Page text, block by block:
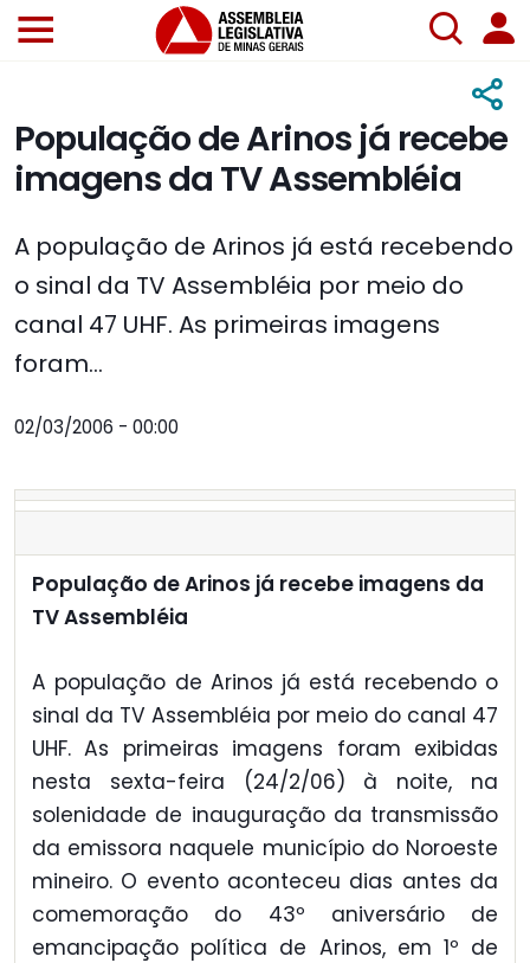
População de Arinos já recebe
imagens da TV Assembléia
A população de Arinos já está recebendo
o sinal da TV Assembléia por meio do
canal 47 UHF. As primeiras imagens
foram...
02/03/2006 - 00:00
População de Arinos já recebe imagens da
TV Assembléia
A população de Arinos já está recebendo o
sinal da TV Assembléia por meio do canal 47
UHF. As primeiras imagens foram exibidas
nesta sexta-feira (24/2/06) à noite, na
solenidade de inauguração da transmissão
da emissora naquele município do Noroeste
mineiro. O evento aconteceu dias antes da
comemoração do 43º aniversário de
emancipação política de Arinos, em 1º de